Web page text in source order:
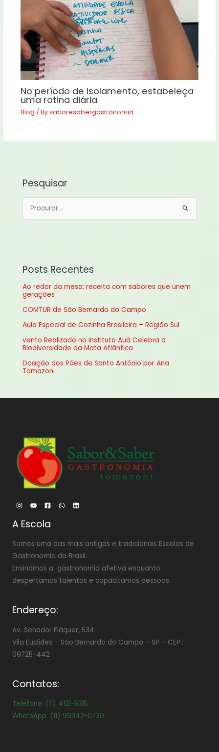
No período de isolamento, estabeleça
uma rotina diária
Blog / Bysaboresabergastronomia
Pesquisar
i
s
p
o
:
Posts Recentes
Ao redor da mesa: receita com sabores que unem
gerações
COMTUR de São Bernardo do Campo
Aula Especial de Cozinha Brasileira – Região Sul
vento Realizado no Instituto Auá Celebra a
Biodiversidade da Mata Atlântica
Doação dos Pães de Santo Antônio por Ana
Tomazoni
A Escola
Somos uma das mais antigas e tradicionais Escolas de
Gastronomia do Brasil.
Ensinamos a gastronomia afetiva enquanto
despertamos talentos e capacitamos pessoas.
Endereço:
Av. Senador Fláquer, 534
Vila Euclides – São Bernardo do Campo – SP – CEP.:
09725-442
Contatos:
Telefone: (11) 4121-5315
WhatsApp: (11) 99342-0730